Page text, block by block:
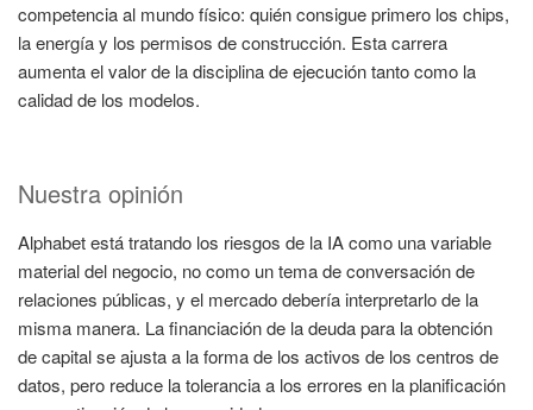
competencia al mundo físico: quién consigue primero los chips,
la energía y los permisos de construcción. Esta carrera
aumenta el valor de la disciplina de ejecución tanto como la
calidad de los modelos.
Nuestra opinión
Alphabet está tratando los riesgos de la IA como una variable
material del negocio, no como un tema de conversación de
relaciones públicas, y el mercado debería interpretarlo de la
misma manera. La financiación de la deuda para la obtención
de capital se ajusta a la forma de los activos de los centros de
datos, pero reduce la tolerancia a los errores en la planificación